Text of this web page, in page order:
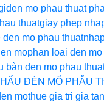
den mo phau thuat
thuatgiay phep
den mo phau thuat
mophan loai den
bàn den mo phau
ĐÈN MỔ PHẪU
mothue gia tri gia